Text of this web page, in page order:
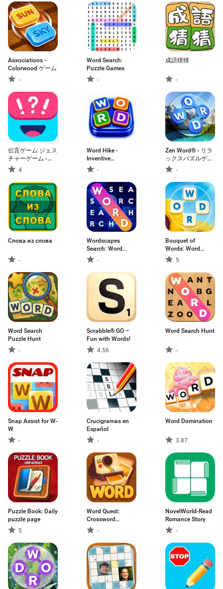
Associations -
Colorwood ゲーム
-
Word Search:
Puzzle Games
-
成語猜猜
-
伝言ゲーム ジェス
チャーゲーム -
Guess Up
4
Word Hike -
Inventive
Crossword
-
Zen Word® - リラ
ックスパズルゲー
ム
-
Слова из слова
-
Wordscapes
Search: Word
Games
-
Bouquet of
Words: Word
Game5
Word Search
Puzzle Hunt
-
Scrabble® GO –
Fun with Words!
4.56
Word Search Hunt
-
Snap Assist for W-
W
-
Crucigramas en
Español
-
Word Domination
3.87
Puzzle Book: Daily
puzzle page
5
Word Quest:
Crossword
Wonders
-
NovelWorld-Read
Romance Story
-